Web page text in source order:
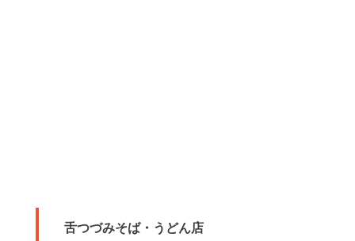
舌つづみそば・うどん店